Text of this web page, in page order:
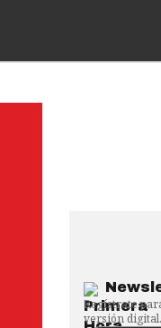
Regístrate
versión digital.